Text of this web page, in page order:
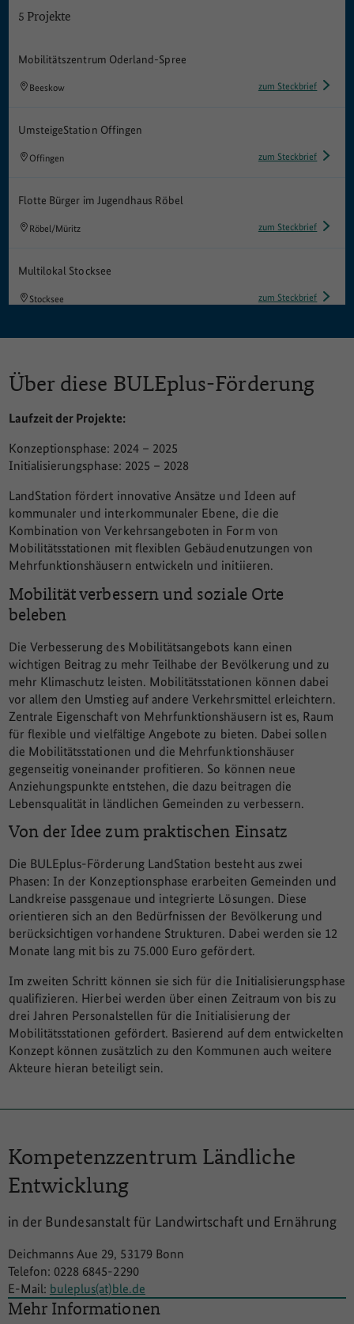
Die Karte ist eine zusätzlich visuelle Darstellung der
5 Projekte
Mobilitätszentrum Oderland-Spree
Beeskow zum Steckbrief
UmsteigeStation Offingen
Offingen zum Steckbrief
Flotte Bürger im Jugendhaus Röbel
Röbel/Müritz zum Steckbrief
Multilokal Stocksee
Stocksee zum Steckbrief
Kooperatives Mobilitätskonzept Markelsheim
Über diese BULEplus-Förderung
Laufzeit der Projekte:
Konzeptionsphase: 2024 – 2025
Initialisierungsphase: 2025 – 2028
LandStation fördert innovative Ansätze und Ideen auf
kommunaler und interkommunaler Ebene, die die
Kombination von Verkehrsangeboten in Form von
Mobilitätsstationen mit flexiblen Gebäudenutzungen von
Mehrfunktionshäusern entwickeln und initiieren.
Mobilität verbessern und soziale Orte
beleben
Die Verbesserung des Mobilitätsangebots kann einen
wichtigen Beitrag zu mehr Teilhabe der Bevölkerung und zu
mehr Klimaschutz leisten. Mobilitätsstationen können dabei
vor allem den Umstieg auf andere Verkehrsmittel erleichtern.
Zentrale Eigenschaft von Mehrfunktionshäusern ist es, Raum
für flexible und vielfältige Angebote zu bieten. Dabei sollen
die Mobilitätsstationen und die Mehrfunktionshäuser
gegenseitig voneinander profitieren. So können neue
Anziehungspunkte entstehen, die dazu beitragen die
Lebensqualität in ländlichen Gemeinden zu verbessern.
Von der Idee zum praktischen Einsatz
Die BULEplus-Förderung LandStation besteht aus zwei
Phasen: In der Konzeptionsphase erarbeiten Gemeinden und
Landkreise passgenaue und integrierte Lösungen. Diese
orientieren sich an den Bedürfnissen der Bevölkerung und
berücksichtigen vorhandene Strukturen. Dabei werden sie 12
Monate lang mit bis zu 75.000 Euro gefördert.
Im zweiten Schritt können sie sich für die Initialisierungsphase
qualifizieren. Hierbei werden über einen Zeitraum von bis zu
drei Jahren Personalstellen für die Initialisierung der
Mobilitätsstationen gefördert. Basierend auf dem entwickelten
Konzept können zusätzlich zu den Kommunen auch weitere
Akteure hieran beteiligt sein.
Kompetenzzentrum Ländliche
Entwicklung
in der Bundesanstalt für Landwirtschaft und Ernährung
Deichmanns Aue 29, 53179 Bonn
Telefon: 0228 6845-2290
E-Mail: buleplus(at)ble.de
Mehr Informationen